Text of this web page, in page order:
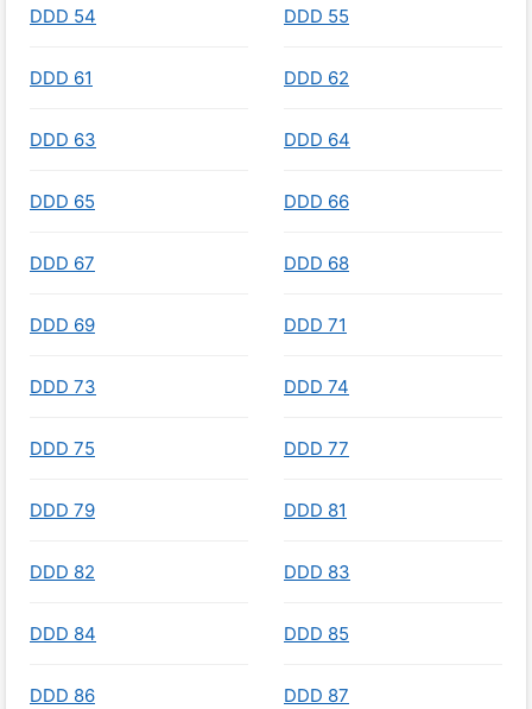
DDD 54 DDD 55
DDD 61 DDD 62
DDD 63 DDD 64
DDD 65 DDD 66
DDD 67 DDD 68
DDD 69 DDD 71
DDD 73 DDD 74
DDD 75 DDD 77
DDD 79 DDD 81
DDD 82 DDD 83
DDD 84 DDD 85
DDD 86 DDD 87